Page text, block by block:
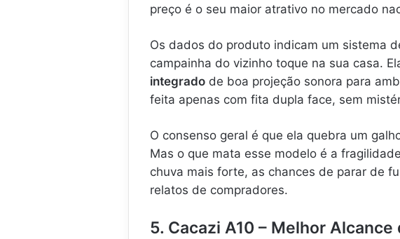
preço é o seu maior atrativo no mercado
Os dados do produto indicam um sistema
campainha do vizinho toque na sua casa.
integrado de boa projeção sonora para
feita apenas com fita dupla face, sem
O consenso geral é que ela quebra um
Mas o que mata esse modelo é a
chuva mais forte, as chances de parar de
relatos de compradores.
5. Cacazi A10 – Melhor Alcance